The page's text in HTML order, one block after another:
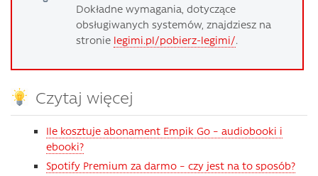
Dokładne wymagania, dotyczące
obsługiwanych systemów, znajdziesz na
stronie legimi.pl/pobierz-legimi/.
Czytaj więcej
Ile kosztuje abonament Empik Go – audiobooki i
ebooki?
Spotify Premium za darmo – czy jest na to sposób?